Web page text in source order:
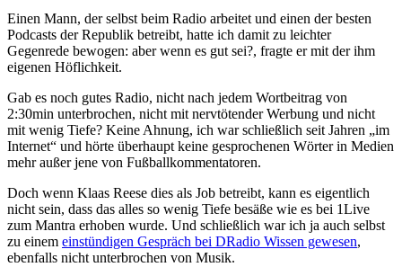
Einen Mann, der selbst beim Radio arbeitet und einen der besten
Podcasts der Republik betreibt, hatte ich damit zu leichter
Gegenrede bewogen: aber wenn es gut sei?, fragte er mit der ihm
eigenen Höflichkeit.
Gab es noch gutes Radio, nicht nach jedem Wortbeitrag von
2:30min unterbrochen, nicht mit nervtötender Werbung und nicht
mit wenig Tiefe? Keine Ahnung, ich war schließlich seit Jahren „im
Internet“ und hörte überhaupt keine gesprochenen Wörter in Medien
mehr außer jene von Fußballkommentatoren.
Doch wenn Klaas Reese dies als Job betreibt, kann es eigentlich
nicht sein, dass das alles so wenig Tiefe besäße wie es bei 1Live
zum Mantra erhoben wurde. Und schließlich war ich ja auch selbst
zu einem einstündigen Gespräch bei DRadio Wissen gewesen,
ebenfalls nicht unterbrochen von Musik.